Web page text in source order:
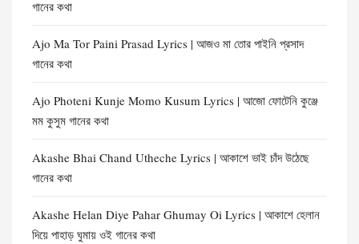
গানের কথা
Ajo Ma Tor Paini Prasad Lyrics | আজও মা তোর পাইনি প্রসাদ
গানের কথা
Ajo Photeni Kunje Momo Kusum Lyrics | আজো ফোটেনি কুঞ্জে
মম কুসুম গানের কথা
Akashe Bhai Chand Utheche Lyrics | আকাশে ভাই চাঁদ উঠেছে
গানের কথা
Akashe Helan Diye Pahar Ghumay Oi Lyrics | আকাশে হেলান
দিয়ে পাহাড় ঘুমায় ওই গানের কথা